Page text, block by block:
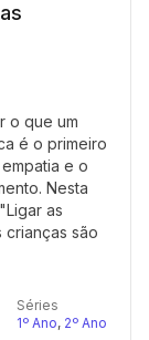
o que um
é o primeiro
e o
Nesta
as
crianças são
Séries
1º Ano, 2º Ano